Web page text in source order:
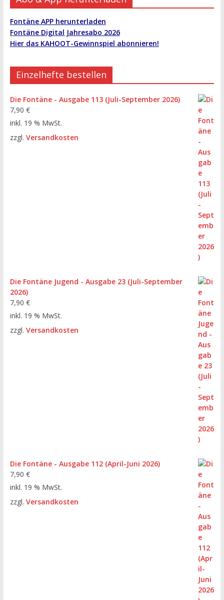
Fontäne APP herunterladen
Fontäne Digital Jahresabo 2026
Hier das KAHOOT-Gewinnspiel abonnieren!
Einzelhefte bestellen
Die Fontäne - Ausgabe 113 (Juli-September 2026)
7,90 €
inkl. 19 % MwSt.
zzgl. Versandkosten
Die Fontäne Jugend - Ausgabe 23 (Juli-September
2026)
7,90 €
inkl. 19 % MwSt.
zzgl. Versandkosten
Die Fontäne - Ausgabe 112 (April-Juni 2026)
7,90 €
inkl. 19 % MwSt.
zzgl. Versandkosten